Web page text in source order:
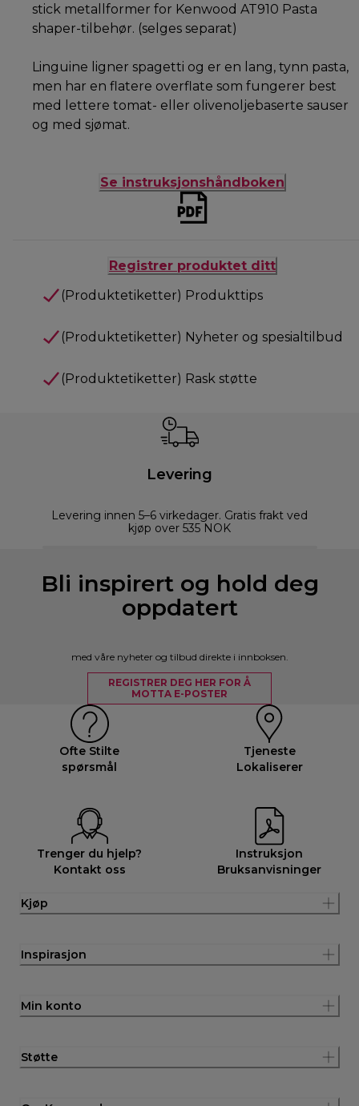
stick metallformer for Kenwood AT910 Pasta
shaper-tilbehør. (selges separat)
Linguine ligner spagetti og er en lang, tynn pasta,
men har en flatere overflate som fungerer best
med lettere tomat- eller olivenoljebaserte sauser
og med sjømat.
Se instruksjonshåndboken
Registrer produktet ditt
(Produktetiketter) Produkttips
(Produktetiketter) Nyheter og spesialtilbud
(Produktetiketter) Rask støtte
Levering
Levering innen 5–6 virkedager. Gratis frakt ved
kjøp over 535 NOK
Bli inspirert og hold deg
oppdatert
med våre nyheter og tilbud direkte i innboksen.
REGISTRER DEG HER FOR Å
MOTTA E-POSTER
Ofte Stilte
spørsmål
Tjeneste
Lokaliserer
Trenger du hjelp?
Kontakt oss
Instruksjon
Bruksanvisninger
Kjøp
Inspirasjon
Min konto
Støtte